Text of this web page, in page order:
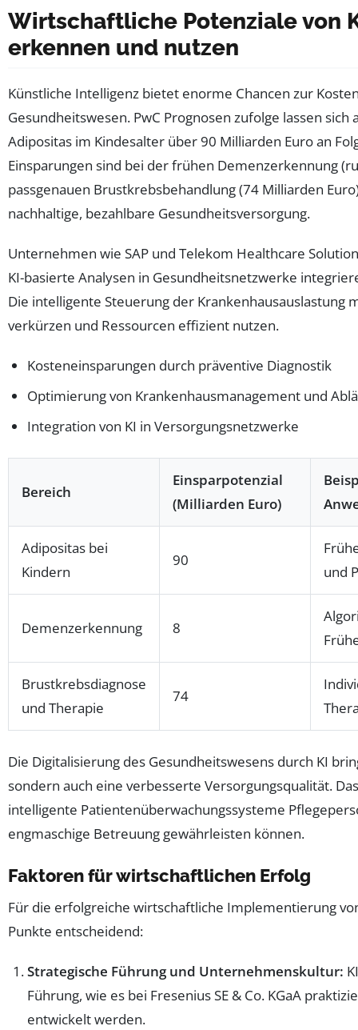
Wirtschaftliche Potenziale von
erkennen und nutzen
Künstliche Intelligenz bietet enorme Chancen zur
Gesundheitswesen. PwC Prognosen zufolge lassen
Adipositas im Kindesalter über 90 Milliarden Euro an
Einsparungen sind bei der frühen Demenzerkennung
passgenauen Brustkrebsbehandlung (74 Milliarden
nachhaltige, bezahlbare Gesundheitsversorgung.
Unternehmen wie SAP und Telekom Healthcare
KI-basierte Analysen in Gesundheitsnetzwerke
Die intelligente Steuerung der Krankenhausauslastung
verkürzen und Ressourcen effizient nutzen.
Kosteneinsparungen durch präventive Diagnostik
Optimierung von Krankenhausmanagement und
Integration von KI in Versorgungsnetzwerke
Bereich
Einsparpotenzial
(Milliarden Euro)
Adipositas bei
Kindern
90
und
Demenzerkennung 8
Brustkrebsdiagnose
und Therapie
74
Die Digitalisierung des Gesundheitswesens durch KI
sondern auch eine verbesserte Versorgungsqualität.
intelligente Patientenüberwachungssysteme
engmaschige Betreuung gewährleisten können.
Faktoren für wirtschaftlichen Erfolg
Für die erfolgreiche wirtschaftliche Implementierung
Punkte entscheidend:
Strategische Führung und Unternehmenskultur:
Führung, wie es bei Fresenius SE & Co. KGaA
entwickelt werden.